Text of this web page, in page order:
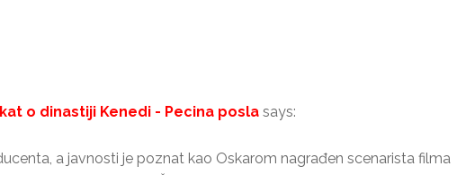
o dinastiji Kenedi - Pecina posla says:
a javnosti je poznat kao Oskarom nagrađen scenarista filma